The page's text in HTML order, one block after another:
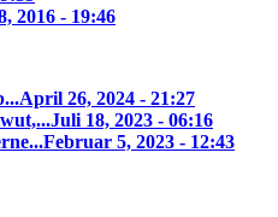
2016 - 19:46
April 26, 2024 - 21:27
Juli 18, 2023 - 06:16
Februar 5, 2023 - 12:43